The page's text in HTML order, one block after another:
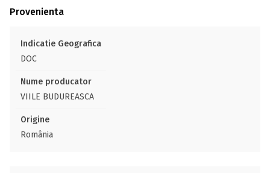
Provenienta
Indicatie Geografica
DOC
Nume producator
VIILE BUDUREASCA
Origine
România